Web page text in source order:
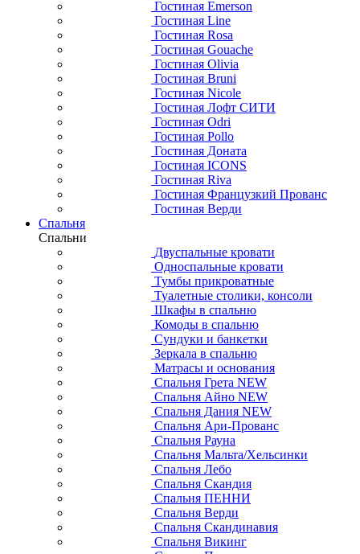
Гостиная Emerson
Гостиная Line
Гостиная Rosa
Гостиная Gouache
Гостиная Olivia
Гостиная Bruni
Гостиная Nicole
Гостиная Лофт СИТИ
Гостиная Odri
Гостиная Pollo
Гостиная Доната
Гостиная ICONS
Гостиная Riva
Гостиная Французкий Прованс
Гостиная Верди
Спальня
Спальни
Двуспальные кровати
Односпальные кровати
Тумбы прикроватные
Туалетные столики, консоли
Шкафы в спальню
Комоды в спальню
Сундуки и банкетки
Зеркала в спальню
Матрасы и основания
Спальня Грета NEW
Спальня Айно NEW
Спальня Дания NEW
Спальня Ари-Прованс
Спальня Рауна
Спальня Мальта/Хельсинки
Спальня Лебо
Спальня Скандия
Спальня ПЕННИ
Спальня Верди
Спальня Скандинавия
Спальня Викинг